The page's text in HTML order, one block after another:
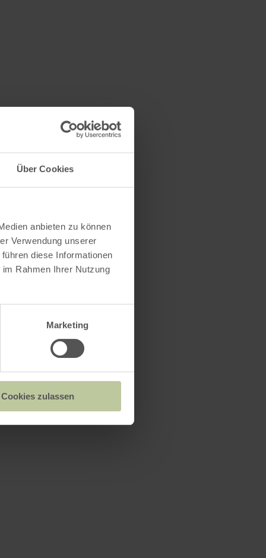
Über Cookies
anbieten zu können
Verwendung unserer
diese Informationen
Rahmen Ihrer Nutzung
Marketing
Cookies zulassen